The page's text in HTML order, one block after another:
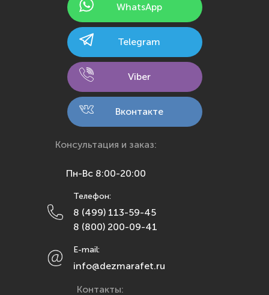
Калининград
Кемерово
Кострома
Краснодар
Красноярск
Махачкала
Москва
Набережные Челны
Нижний Новгород
Новосибирск
WhatsApp
Telegram
Viber
Вконтакте
Консультация и заказ:
Пн-Вс 8:00-20:00
Телефон:
8 (499) 113-59-45
8 (800) 200-09-41
E-mail:
info@dezmarafet.ru
Контакты: